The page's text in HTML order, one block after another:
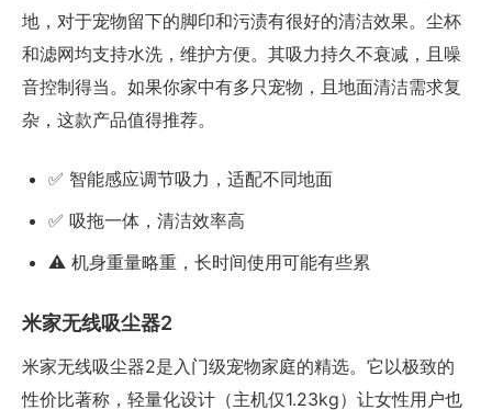
地，对于宠物留下的脚印和污渍有很好的清洁效果。尘杯
和滤网均支持水洗，维护方便。其吸力持久不衰减，且噪
音控制得当。如果你家中有多只宠物，且地面清洁需求复
杂，这款产品值得推荐。
✅ 智能感应调节吸力，适配不同地面
✅ 吸拖一体，清洁效率高
⚠️ 机身重量略重，长时间使用可能有些累
米家无线吸尘器2
米家无线吸尘器2是入门级宠物家庭的精选。它以极致的
性价比著称，轻量化设计（主机仅1.23kg）让女性用户也